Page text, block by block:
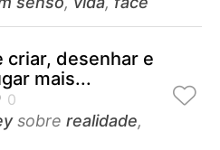
criar, desenhar e
mais...
sobre realidade,